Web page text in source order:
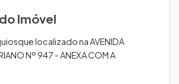
Imóvel
localizado na AVENIDA
Nº 947 - ANEXA COM A